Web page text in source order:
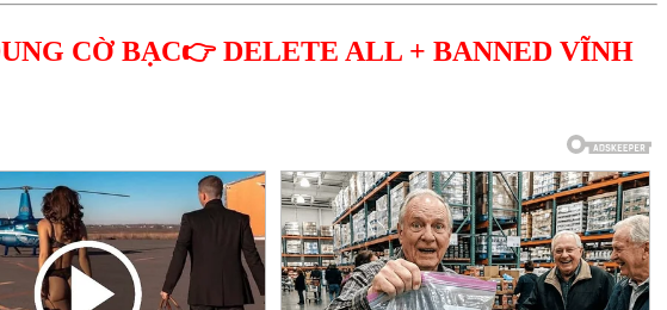
CỜ BẠC👉 DELETE ALL + BANNED VĨNH